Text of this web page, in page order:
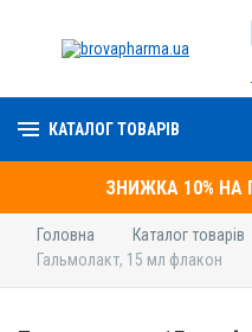
КАТАЛОГ ТОВАРІВ
ЗНИЖКА 10%
Головна Каталог товарів
Гальмолакт, 15 мл флакон